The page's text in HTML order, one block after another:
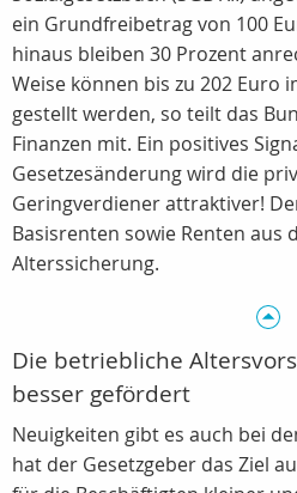
ein Grundfreibetrag von 100
hinaus bleiben 30 Prozent
Weise können bis zu 202 Euro
gestellt werden, so teilt das
Finanzen mit. Ein positives
Gesetzesänderung wird die
Geringverdiener attraktiver!
Basisrenten sowie Renten aus
Alterssicherung.
Die betriebliche
besser gefördert
Neuigkeiten gibt es auch bei
hat der Gesetzgeber das Ziel